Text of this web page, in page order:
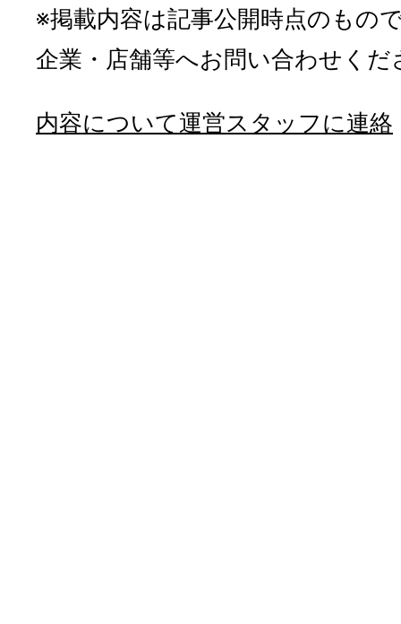
※掲載内容は記事公開時点のもの
企業・店舗等へお問い合わせくだ
内容について運営スタッフに連絡